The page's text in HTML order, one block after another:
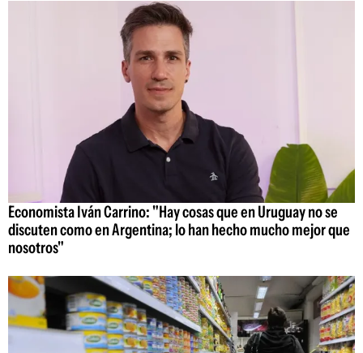
Economista Iván Carrino: "Hay cosas que en Uruguay no se
discuten como en Argentina; lo han hecho mucho mejor que
nosotros"